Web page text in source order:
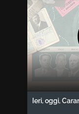
Ieri, oggi,